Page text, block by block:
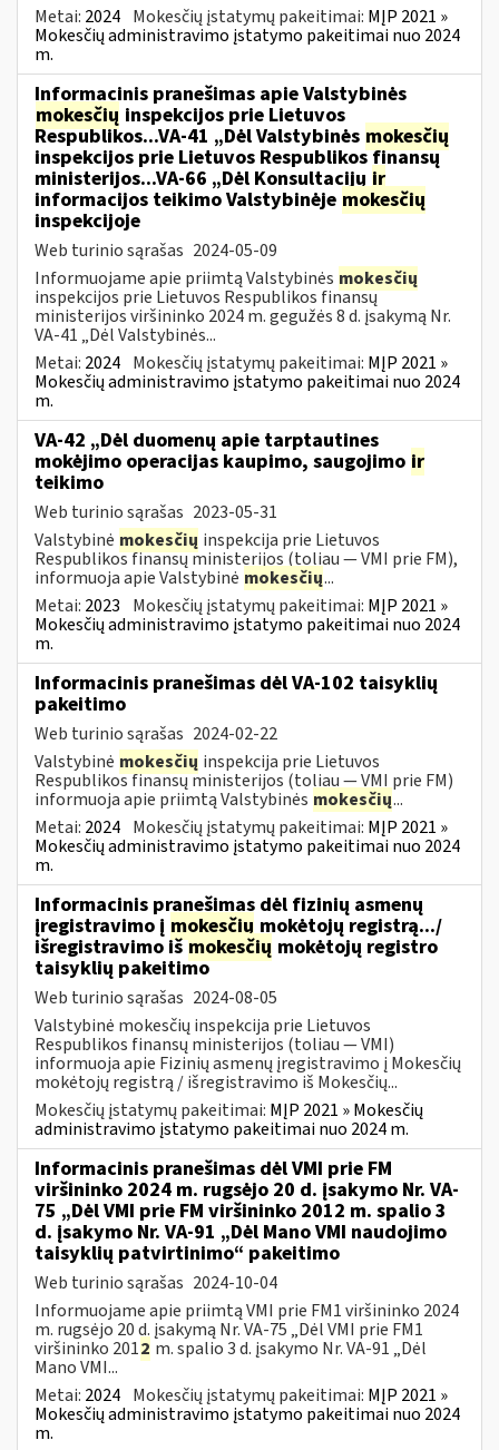
Metai: 2024 Mokesčių įstatymų pakeitimai: MĮP 2021 »
Mokesčių administravimo įstatymo pakeitimai nuo 2024
m.
Informacinis pranešimas apie Valstybinės
mokesčių inspekcijos prie Lietuvos
Respublikos...VA-41 „Dėl Valstybinės mokesčių
inspekcijos prie Lietuvos Respublikos finansų
ministerijos...VA-66 „Dėl Konsultacijų ir
informacijos teikimo Valstybinėje mokesčių
inspekcijoje
Web turinio sąrašas 2024-05-09
Informuojame apie priimtą Valstybinės mokesčių
inspekcijos prie Lietuvos Respublikos finansų
ministerijos viršininko 2024 m. gegužės 8 d. įsakymą Nr.
VA-41 „Dėl Valstybinės...
Metai: 2024 Mokesčių įstatymų pakeitimai: MĮP 2021 »
Mokesčių administravimo įstatymo pakeitimai nuo 2024
m.
VA-42 „Dėl duomenų apie tarptautines
mokėjimo operacijas kaupimo, saugojimo ir
teikimo
Web turinio sąrašas 2023-05-31
Valstybinė mokesčių inspekcija prie Lietuvos
Respublikos finansų ministerijos (toliau ― VMI prie FM),
informuoja apie Valstybinė mokesčių...
Metai: 2023 Mokesčių įstatymų pakeitimai: MĮP 2021 »
Mokesčių administravimo įstatymo pakeitimai nuo 2024
m.
Informacinis pranešimas dėl VA-102 taisyklių
pakeitimo
Web turinio sąrašas 2024-02-22
Valstybinė mokesčių inspekcija prie Lietuvos
Respublikos finansų ministerijos (toliau ― VMI prie FM)
informuoja apie priimtą Valstybinės mokesčių...
Metai: 2024 Mokesčių įstatymų pakeitimai: MĮP 2021 »
Mokesčių administravimo įstatymo pakeitimai nuo 2024
m.
Informacinis pranešimas dėl fizinių asmenų
įregistravimo į mokesčių mokėtojų registrą.../
išregistravimo išmokesčių mokėtojų registro
taisyklių pakeitimo
Web turinio sąrašas 2024-08-05
Valstybinė mokesčių inspekcija prie Lietuvos
Respublikos finansų ministerijos (toliau — VMI)
informuoja apie Fizinių asmenų įregistravimo į Mokesčių
mokėtojų registrą / išregistravimo iš Mokesčių...
Mokesčių įstatymų pakeitimai: MĮP 2021 » Mokesčių
administravimo įstatymo pakeitimai nuo 2024 m.
Informacinis pranešimas dėl VMI prie FM
viršininko 2024 m. rugsėjo 20 d. įsakymo Nr. VA-
75 „Dėl VMI prie FM viršininko 2012 m. spalio 3
d. įsakymo Nr. VA-91 „Dėl Mano VMI naudojimo
taisyklių patvirtinimo“ pakeitimo
Web turinio sąrašas 2024-10-04
Informuojame apie priimtą VMI prie FM1 viršininko 2024
m. rugsėjo 20 d. įsakymą Nr. VA-75 „Dėl VMI prie FM1
viršininko 2012 m. spalio 3 d. įsakymo Nr. VA-91 „Dėl
Mano VMI...
Metai: 2024 Mokesčių įstatymų pakeitimai: MĮP 2021 »
Mokesčių administravimo įstatymo pakeitimai nuo 2024
m.